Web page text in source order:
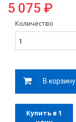
5 075 ₽
Количество
В корзину
Купить в 1